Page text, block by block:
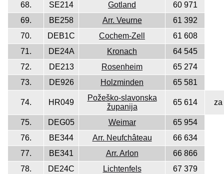
68.
SE214 Gotland
60 971
69.
BE258 Arr. Veurne
61 392
70.
DEB1C Cochem-Zell
61 608
71.
DE24A Kronach
64 545
72.
DE213 Rosenheim
65 274
73.
DE926 Holzminden 65 581
74. HR049
Požeško-slavonska
županija
65 614 za
75. DEG05 Weimar
65 954
76.
BE344 Arr. Neufchâteau
66 634
77.
BE341 Arr. Arlon
66 866
78.
DE24C Lichtenfels
67 379